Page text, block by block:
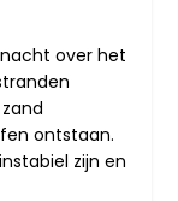
over het
ontstaan.
zijn en